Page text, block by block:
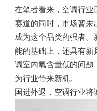
在笔者看来，空调行
赛道的同时，市场暂未
成为这个品类的强者
能的基础上，还具有新
调室内氧含量低的问
为行业带来新机。
国进外退，空调行业将